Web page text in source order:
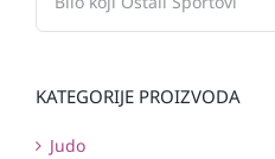
KATEGORIJE PROIZVODA
Judo